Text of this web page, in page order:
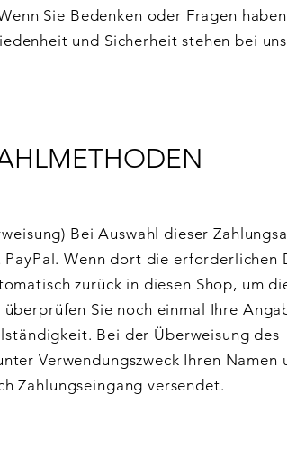
Sie Bedenken oder Fragen
und Sicherheit stehen bei
Bei Auswahl dieser
Wenn dort die erforderlichen
zurück in diesen Shop, um
Sie noch einmal Ihre
Bei der Überweisung des
Verwendungszweck Ihren Namen
Zahlungseingang versendet.